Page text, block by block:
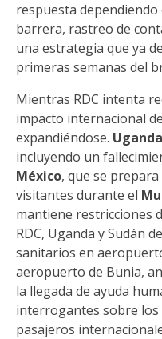
respuesta dependiendo
barrera, rastreo de
una estrategia que ya
primeras semanas del
Mientras RDC intenta
impacto internacional
expandiéndose. Uganda
incluyendo un
México, que se
visitantes durante el
mantiene restricciones
RDC, Uganda y Sudán
sanitarios en
aeropuerto de Bunia,
la llegada de ayuda
interrogantes sobre
pasajeros